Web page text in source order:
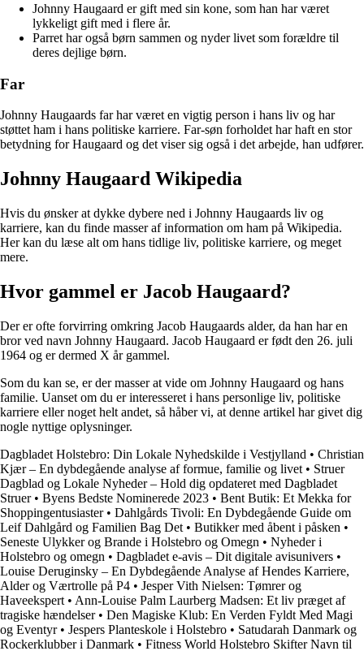
Johnny Haugaard er gift med sin kone, som han har været
lykkeligt gift med i flere år.
Parret har også børn sammen og nyder livet som forældre til
deres dejlige børn.
Far
Johnny Haugaards far har været en vigtig person i hans liv og har
støttet ham i hans politiske karriere. Far-søn forholdet har haft en stor
betydning for Haugaard og det viser sig også i det arbejde, han udfører.
Johnny Haugaard Wikipedia
Hvis du ønsker at dykke dybere ned i Johnny Haugaards liv og
karriere, kan du finde masser af information om ham på Wikipedia.
Her kan du læse alt om hans tidlige liv, politiske karriere, og meget
mere.
Hvor gammel er Jacob Haugaard?
Der er ofte forvirring omkring Jacob Haugaards alder, da han har en
bror ved navn Johnny Haugaard. Jacob Haugaard er født den 26. juli
1964 og er dermed X år gammel.
Som du kan se, er der masser at vide om Johnny Haugaard og hans
familie. Uanset om du er interesseret i hans personlige liv, politiske
karriere eller noget helt andet, så håber vi, at denne artikel har givet dig
nogle nyttige oplysninger.
Dagbladet Holstebro: Din Lokale Nyhedskilde i Vestjylland • Christian
Kjær – En dybdegående analyse af formue, familie og livet • Struer
Dagblad og Lokale Nyheder – Hold dig opdateret med Dagbladet
Struer• Byens Bedste Nominerede 2023 • Bent Butik: Et Mekka for
Shoppingentusiaster• Dahlgårds Tivoli: En Dybdegående Guide om
Leif Dahlgård og Familien Bag Det • Butikker med åbent i påsken •
Seneste Ulykker og Brande i Holstebro og Omegn • Nyheder i
Holstebro og omegn • Dagbladet e-avis – Dit digitale avisunivers •
Louise Deruginsky – En Dybdegående Analyse af Hendes Karriere,
Alder og Værtrolle på P4 • Jesper Vith Nielsen: Tømrer og
Haveekspert • Ann-Louise Palm Laurberg Madsen: Et liv præget af
tragiske hændelser• Den Magiske Klub: En Verden Fyldt Med Magi
og Eventyr• Jespers Planteskole i Holstebro • Satudarah Danmark og
Rockerklubber i Danmark • Fitness World Holstebro Skifter Navn til